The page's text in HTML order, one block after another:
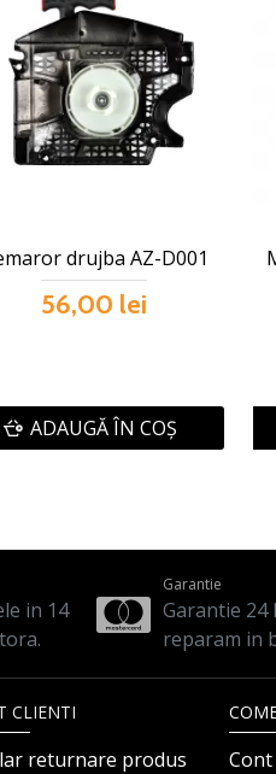
drujba AZ-D001
56,00 lei
ADAUGĂ ÎN COŞ
in 14
Garantie
Garantie 24
reparam in
CLIENTI
returnare produs